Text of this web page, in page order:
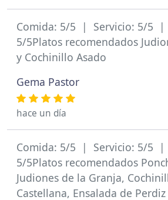
Comida: 5/5 | Servicio: 5/5 |
5/5Platos recomendados
y Cochinillo Asado
Gema Pastor
hace un día
Comida: 5/5 | Servicio: 5/5 |
5/5Platos recomendados
Judiones de la Granja,
Castellana, Ensalada de